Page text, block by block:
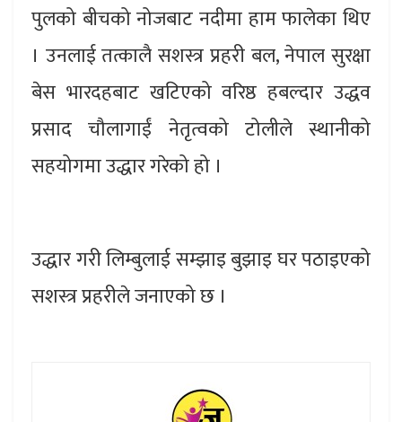
पुलको बीचको नोजबाट नदीमा हाम फालेका थिए
। उनलाई तत्कालै सशस्त्र प्रहरी बल, नेपाल सुरक्षा
बेस भारदहबाट खटिएको वरिष्ठ हबल्दार उद्धव
प्रसाद चौलागाईं नेतृत्वको टोलीले स्थानीको
सहयोगमा उद्धार गरेको हो ।
उद्धार गरी लिम्बुलाई सम्झाइ बुझाइ घर पठाइएको
सशस्त्र प्रहरीले जनाएको छ ।